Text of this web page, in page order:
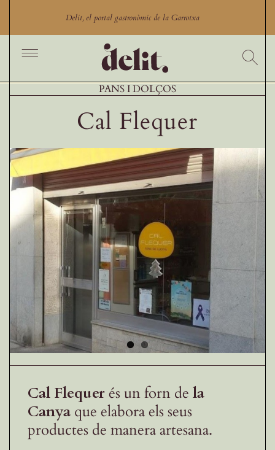
Delit, el portal gastronòmic de la Garrotxa
Toggle
Productes
Productors
Restaurants Garrotxa
Comerços gastronòmics
Experiències gastronòmiques
Blog
Receptes de la Garrotxa
PANS I DOLÇOS
Cal Flequer
Cal Flequerés un forn de la
Canya que elabora els seus
productes de manera artesana.